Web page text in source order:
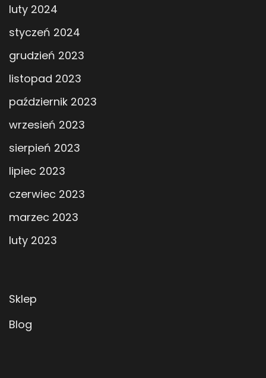
luty 2024
styczeń 2024
grudzień 2023
listopad 2023
październik 2023
wrzesień 2023
sierpień 2023
lipiec 2023
czerwiec 2023
marzec 2023
luty 2023
Sklep
Blog